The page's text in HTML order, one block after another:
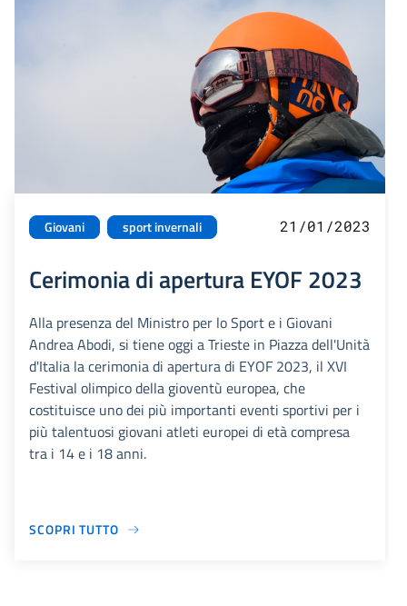
Giovani sport invernali 21/01/2023
Cerimonia di apertura EYOF 2023
Alla presenza del Ministro per lo Sport e i Giovani
Andrea Abodi, si tiene oggi a Trieste in Piazza dell'Unità
d'Italia la cerimonia di apertura di EYOF 2023, il XVI
Festival olimpico della gioventù europea, che
costituisce uno dei più importanti eventi sportivi per i
più talentuosi giovani atleti europei di età compresa
tra i 14 e i 18 anni.
SCOPRI TUTTO